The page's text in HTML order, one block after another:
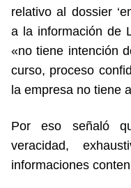
relativo al dossier
a la información de
«no tiene intención
curso, proceso
la empresa no tiene
Por eso señaló
veracidad,
informaciones